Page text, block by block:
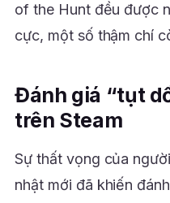
of the Hunt đều được
cực, một số thậm chí
Đánh giá “tụt
trên Steam
Sự thất vọng của
nhật mới đã khiến